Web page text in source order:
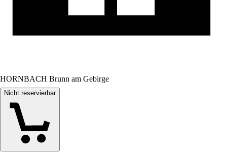
HORNBACH Brunn am Gebirge
Nicht reservierbar